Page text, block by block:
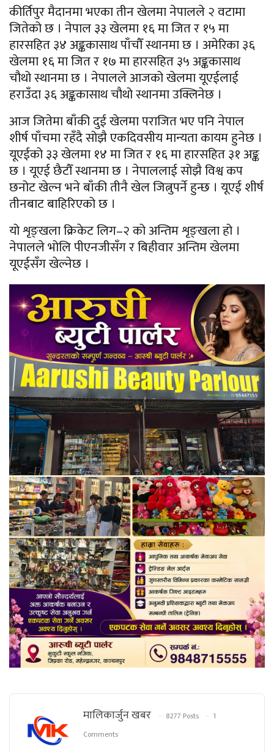
कीर्तिपुर मैदानमा भएका तीन खेलमा नेपालले २ वटामा
जितेको छ । नेपाल ३३ खेलमा १६ मा जित र १५ मा
हारसहित ३४ अङ्ककासाथ पाँचौँ स्थानमा छ । अमेरिका ३६
खेलमा १६ मा जित र १७ मा हारसहित ३५ अङ्ककासाथ
चौथो स्थानमा छ । नेपालले आजको खेलमा यूएईलाई
हराउँदा ३६ अङ्ककासाथ चौथो स्थानमा उक्लिनेछ ।
आज जितेमा बाँकी दुई खेलमा पराजित भए पनि नेपाल
शीर्ष पाँचमा रहँदै सोझै एकदिवसीय मान्यता कायम हुनेछ ।
यूएईको ३३ खेलमा १४ मा जित र १६ मा हारसहित ३१ अङ्क
छ । यूएई छैटौँ स्थानमा छ । नेपाललाई सोझै विश्व कप
छनोट खेल्न भने बाँकी तीनै खेल जित्नुपर्ने हुन्छ । यूएई शीर्ष
तीनबाट बाहिरिएको छ ।
यो शृङ्खला क्रिकेट लिग–२ को अन्तिम शृङ्खला हो ।
नेपालले भोलि पीएनजीसँग र बिहीवार अन्तिम खेलमा
यूएईसँग खेल्नेछ ।
मालिकार्जुन खबर 8277 Posts
1
Comments